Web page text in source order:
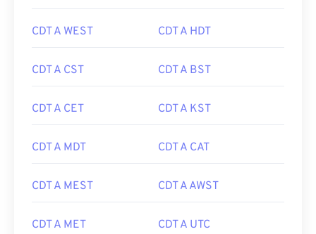
CDT A WEST CDT A HDT
CDT A CST CDT A BST
CDT A CET CDT A KST
CDT A MDT CDT A CAT
CDT A MEST CDT A AWST
CDT A MET CDT A UTC